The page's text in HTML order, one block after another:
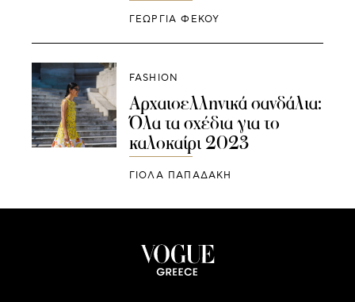
ΓΕΩΡΓΙΑ ΦΕΚΟΥ
FASHION
Αρχαιοελληνικά σανδάλια:
Όλα τα σχέδια για το
καλοκαίρι 2023
ΓΙΌΛΑ ΠΑΠΑΔΆΚΗ